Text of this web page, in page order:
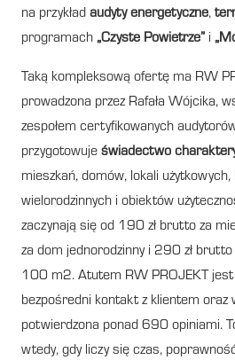
na przykład audyty energetyczne,
programach „Czyste Powietrze” i
Taką kompleksową ofertę ma RW
prowadzona przez Rafała Wójcika,
zespołem certyfikowanych
przygotowuje świadectwo
mieszkań, domów, lokali użytkowych,
wielorodzinnych i obiektów
zaczynają się od 190 zł brutto za
za dom jednorodzinny i 290 zł brutto
100 m2. Atutem RW PROJEKT jest
bezpośredni kontakt z klientem oraz
potwierdzona ponad 690 opiniami.
wtedy, gdy liczy się czas,